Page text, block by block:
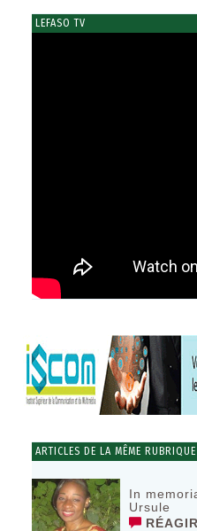
LEFASO TV
ARTICLES DE LA MÊME RUBRIQUE
In
Ursule
RÉAGIR